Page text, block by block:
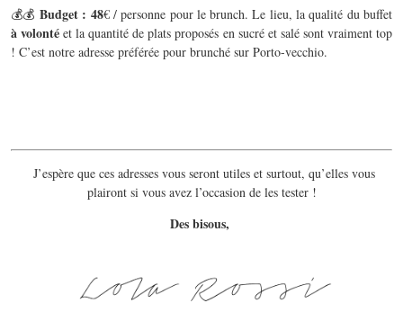
💰💰 Budget : 48€ / personne pour le brunch. Le lieu, la qualité du buffet
à volonté et la quantité de plats proposés en sucré et salé sont vraiment top
! C’est notre adresse préférée pour brunché sur Porto-vecchio.
J’espère que ces adresses vous seront utiles et surtout, qu’elles vous
plairont si vous avez l’occasion de les tester !
Des bisous,